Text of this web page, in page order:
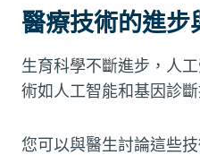
醫療技術的進步
生育科學不斷進步，人
術如人工智能和基因診斷
您可以與醫生討論這些